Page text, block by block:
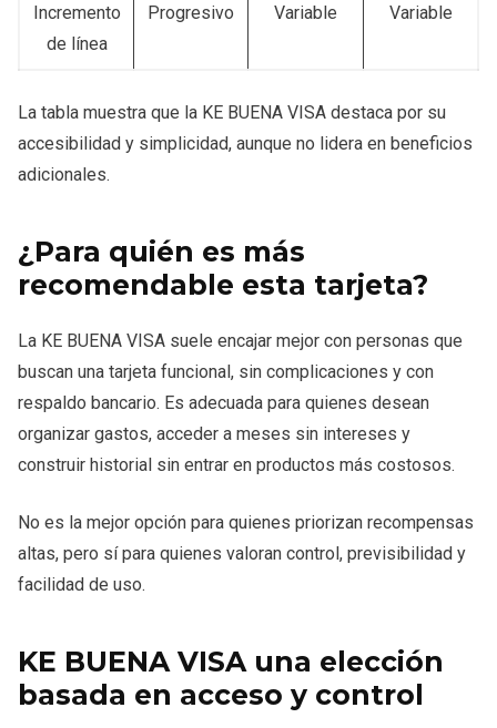
Incremento
de línea
Progresivo Variable Variable
La tabla muestra que la KE BUENA VISA destaca por su
accesibilidad y simplicidad, aunque no lidera en beneficios
adicionales.
¿Para quién es más
recomendable esta tarjeta?
La KE BUENA VISA suele encajar mejor con personas que
buscan una tarjeta funcional, sin complicaciones y con
respaldo bancario. Es adecuada para quienes desean
organizar gastos, acceder a meses sin intereses y
construir historial sin entrar en productos más costosos.
No es la mejor opción para quienes priorizan recompensas
altas, pero sí para quienes valoran control, previsibilidad y
facilidad de uso.
KE BUENA VISA una elección
basada en acceso y control